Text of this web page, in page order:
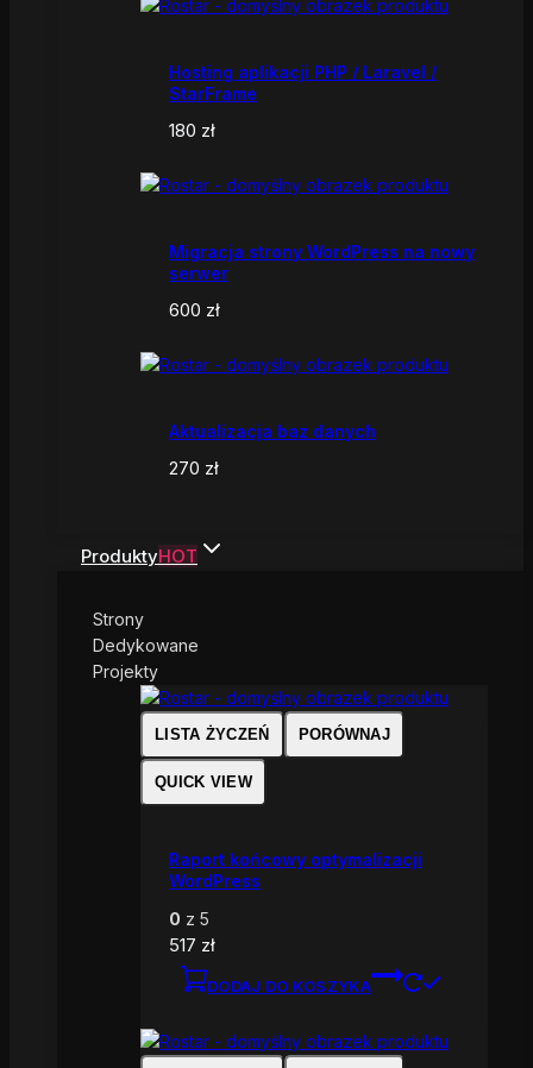
Hosting aplikacji PHP / Laravel /
StarFrame
180 zł
Migracja strony WordPress na nowy
serwer
600 zł
Aktualizacja baz danych
270 zł
ProduktyHOT
Strony
Dedykowane
Projekty
LISTA ŻYCZEŃ PORÓWNAJ
QUICK VIEW
Raport końcowy optymalizacji
WordPress
0 z 5
517 zł
DODAJ DO KOSZYKA